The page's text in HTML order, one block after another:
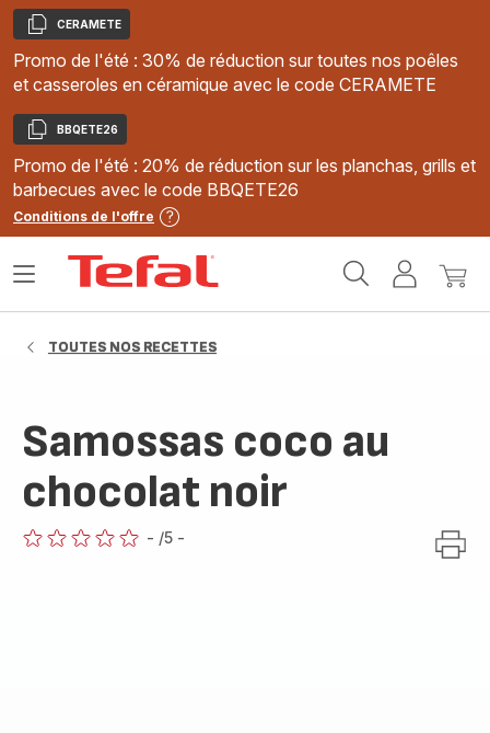
Copier
CERAMETE
Promo de l'été : 30% de réduction sur toutes nos poêles
et casseroles en céramique avec le code CERAMETE
Copier
BBQETE26
Promo de l'été : 20% de réduction sur les planchas, grills et
barbecues avec le code BBQETE26
Conditions de l'offre
MonMon
Ouvrir
TOUTES NOS RECETTES
Samossas coco au
chocolat noir
- /5 -